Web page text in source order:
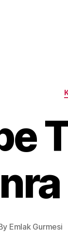
Emlak Gurmesi